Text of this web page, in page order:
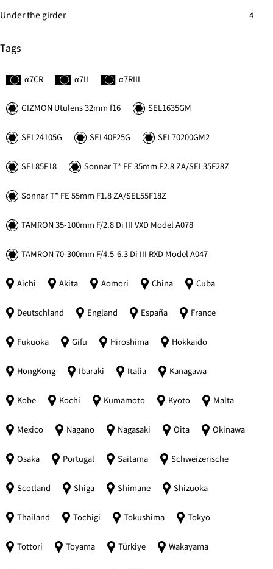
Under the girder 4
Tags
α7CR α7II α7RIII
GIZMON Utulens 32mm f16 SEL1635GM
SEL24105G SEL40F25G SEL70200GM2
SEL85F18 SonnarT* FE 35mm F2.8 ZA/SEL35F28Z
SonnarT* FE 55mm F1.8 ZA/SEL55F18Z
TAMRON 35-100mm F/2.8 Di III VXD Model A078
TAMRON 70-300mm F/4.5-6.3 Di III RXD Model A047
Aichi Akita Aomori China Cuba
Deutschland England España France
Fukuoka Gifu Hiroshima Hokkaido
HongKong Ibaraki Italia Kanagawa
Kobe Kochi Kumamoto Kyoto Malta
Mexico Nagano Nagasaki Oita Okinawa
Osaka Portugal Saitama Schweizerische
Scotland Shiga Shimane Shizuoka
Thailand Tochigi Tokushima Tokyo
Tottori Toyama Türkiye Wakayama